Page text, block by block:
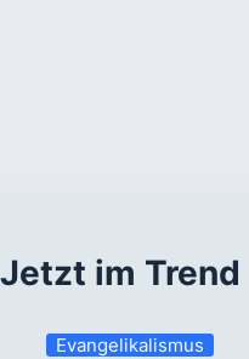
Jetzt im Trend
Evangelikalismus